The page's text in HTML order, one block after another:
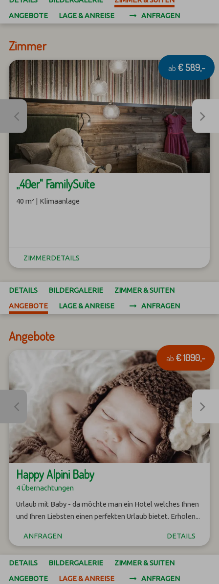
ANGEBOTE
LAGE & ANREISE ANFRAGEN
Zimmer
ab € 589,-
„40er" FamilySuite
40 m² | Klimaanlage
ZIMMERDETAILS
DETAILS BILDERGALERIE
ZIMMER & SUITEN
ANGEBOTE
LAGE & ANREISE ANFRAGEN
Angebote
ab € 1090,-
Happy Alpini Baby
4 Übernachtungen
Urlaub mit Baby - da möchte man ein Hotel welches Ihnen
und Ihren Liebsten einen perfekten Urlaub bietet. Erholen...
ANFRAGEN DETAILS
DETAILS BILDERGALERIE
ZIMMER & SUITEN
ANGEBOTE
LAGE & ANREISE ANFRAGEN